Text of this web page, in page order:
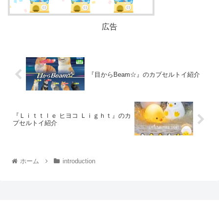
広告
『目からBeam☆』のカプセルトイ紹介
『Ｌｉｔｔｌｅ ヒヨコ Ｌｉｇｈｔ』のカ
プセルトイ紹介
ホーム introduction